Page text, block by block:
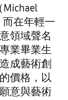
Michael
在年輕一
領域聲名
業畢業生
成藝術創
價格，以
意與藝術